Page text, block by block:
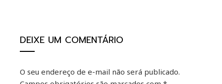
DEIXE UM COMENTÁRIO
O seu endereço de e-mail não será publicado.